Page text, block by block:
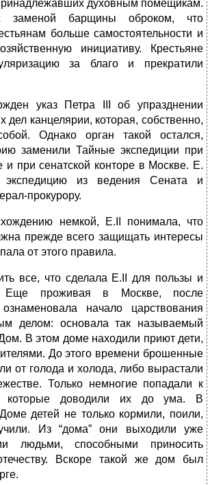
духовным помещикам.
заменой барщины оброком, что
больше самостоятельности и
инициативу. Крестьяне
за благо и прекратили
указ Петра III об упразднении
дел канцелярии, которая, собственно,
Однако орган такой остался,
заменили Тайные экспедиции при
и при сенатской конторе в Москве. Е.
из ведения Сената и
прокурору.
немкой, Е.II понимала, что
прежде всего защищать интересы
от этого правила.
все, что сделала Е.II для пользы и
Еще проживая в Москве, после
начало царствования
делом: основала так называемый
В этом доме находили приют дети,
До этого времени брошенные
от голода и холода, либо вырастали
Только немногие попадали к
которые доводили их до ума. В
детей не только кормили, поили,
Из “дома” они выходили уже
людьми, способными приносить
Вскоре такой же дом был